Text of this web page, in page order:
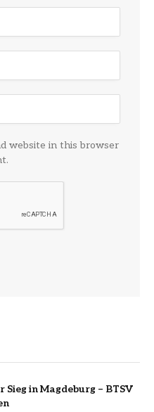
website in this browser
Sieg in Magdeburg – BTSV